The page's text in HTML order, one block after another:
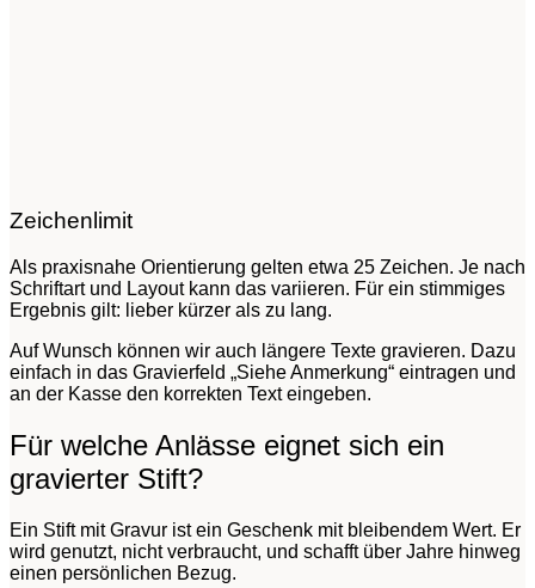
Zeichenlimit
Als praxisnahe Orientierung gelten etwa 25 Zeichen. Je nach
Schriftart und Layout kann das variieren. Für ein stimmiges
Ergebnis gilt: lieber kürzer als zu lang.
Auf Wunsch können wir auch längere Texte gravieren. Dazu
einfach in das Gravierfeld „Siehe Anmerkung“ eintragen und
an der Kasse den korrekten Text eingeben.
Für welche Anlässe eignet sich ein
gravierter Stift?
Ein Stift mit Gravur ist ein Geschenk mit bleibendem Wert. Er
wird genutzt, nicht verbraucht, und schafft über Jahre hinweg
einen persönlichen Bezug.